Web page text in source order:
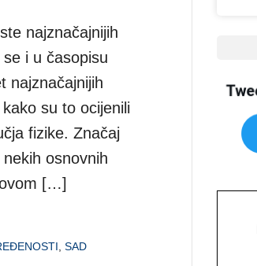
najznačajnijih
i u časopisu
najznačajnijih
su to ocijenili
fizike. Značaj
osnovnih
[…]
SAD